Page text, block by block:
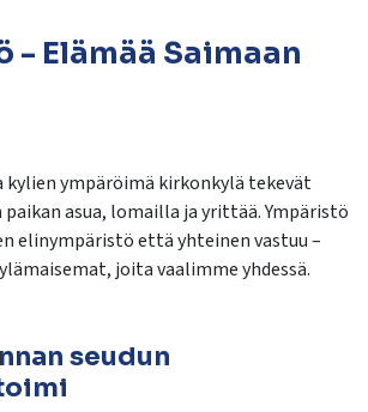
- Elämää Saimaan
kylien ympäröimä kirkonkylä tekevät
asua, lomailla ja yrittää. Ympäristö
elinympäristö että yhteinen vastuu –
joita vaalimme yhdessä.
seudun